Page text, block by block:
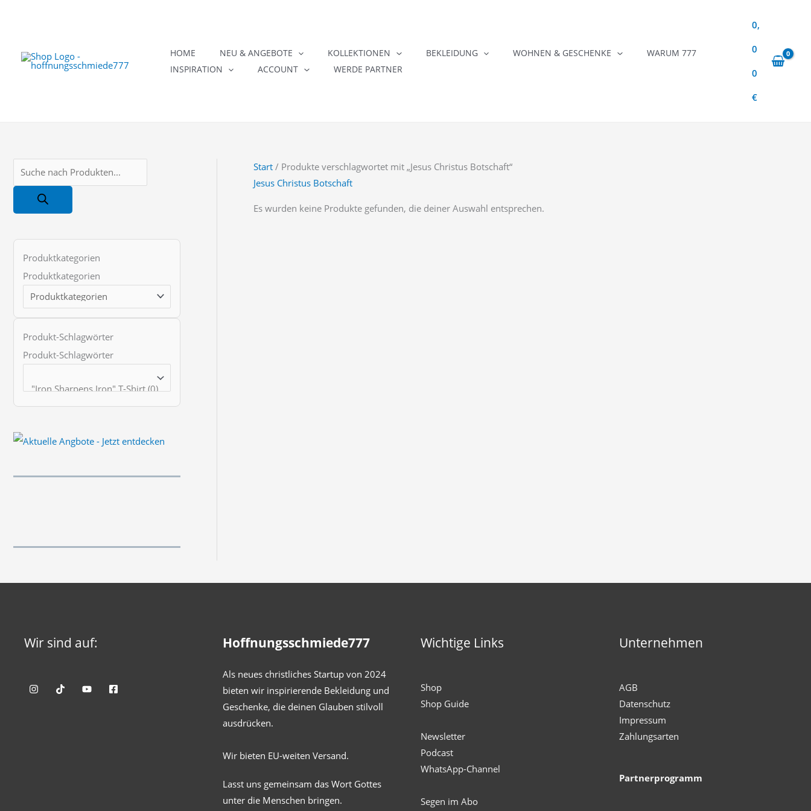
HOME NEU & ANGEBOTE KOLLEKTIONEN BEKLEIDUNG WOHNEN & GESCHENKE
WARUM 777
INSPIRATION
ACCOUNT WERDE PARTNER
0,
0
0
€
r
u
s
h
Produktkategorien
Produktkategorien
Produkt-Schlagwörter
Produkt-Schlagwörter
Start / Produkte verschlagwortet mit „Jesus Christus Botschaft“
Jesus Christus Botschaft
Es wurden keine Produkte gefunden, die deiner Auswahl entsprechen.
Wir sind auf: Hoffnungsschmiede777
Als neues christliches Startup von 2024
bieten wir inspirierende Bekleidung und
Geschenke, die deinen Glauben stilvoll
ausdrücken.
Wir bieten EU-weiten Versand.
Lasst uns gemeinsam das Wort Gottes
unter die Menschen bringen.
Wichtige Links
Shop
Shop Guide
Newsletter
Podcast
WhatsApp-Channel
Segen im Abo
Unternehmen
AGB
Datenschutz
Impressum
Zahlungsarten
Partnerprogramm